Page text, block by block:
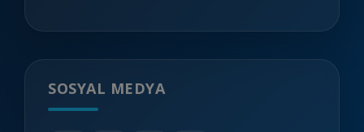
SOSYAL MEDYA